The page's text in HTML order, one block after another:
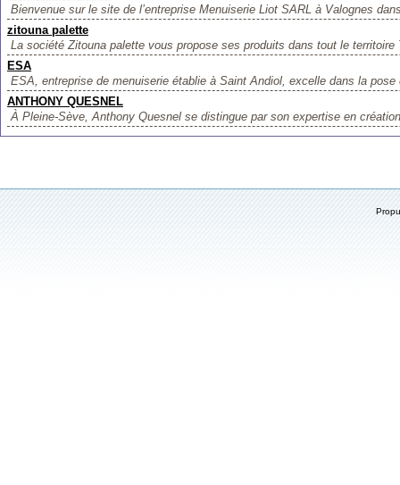
Bienvenue sur le site de l’entreprise Menuiserie Liot SARL à Valognes
zitouna palette
La société Zitouna palette vous propose ses produits dans tout le
ESA
ESA, entreprise de menuiserie établie à Saint Andiol, excelle dans la pose
ANTHONY QUESNEL
À Pleine-Sève, Anthony Quesnel se distingue par son expertise en